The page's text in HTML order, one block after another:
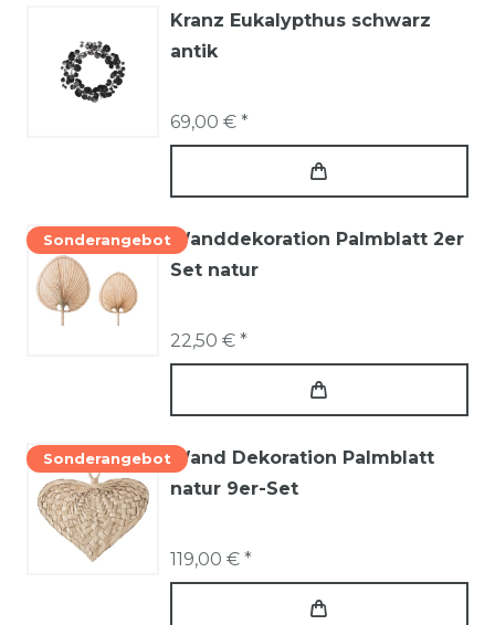
Kranz Eukalypthus schwarz
antik
69,00 € *
SonderangebotWanddekoration Palmblatt 2er
Set natur
22,50 € *
SonderangebotWand Dekoration Palmblatt
natur 9er-Set
119,00 € *